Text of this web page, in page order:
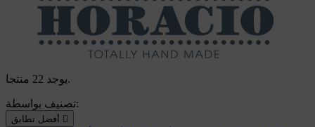
يوجد 22 منتجا.
تصنيف بواسطة:
